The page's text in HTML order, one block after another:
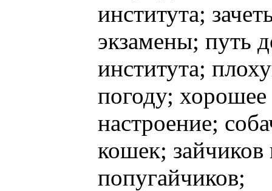
института;
экзамены; путь
института;
погоду; хорошее
настроение;
кошек; зайчиков
попугайчиков;